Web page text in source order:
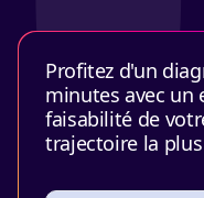
Profitez d'un
minutes avec un
faisabilité de
trajectoire la